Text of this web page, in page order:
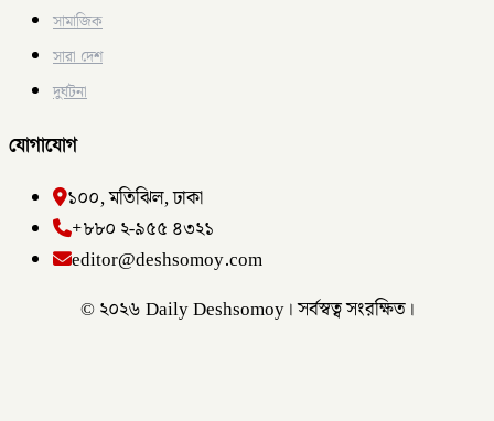
সামাজিক
সারা দেশ
দুর্ঘটনা
যোগাযোগ
১০০, মতিঝিল, ঢাকা
+৮৮০ ২-৯৫৫ ৪৩২১
editor@deshsomoy.com
© ২০২৬ Daily Deshsomoy। সর্বস্বত্ব সংরক্ষিত।